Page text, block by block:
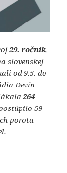
29. ročník,
slovenskej
od 9.5. do
Devín
264
59
porota